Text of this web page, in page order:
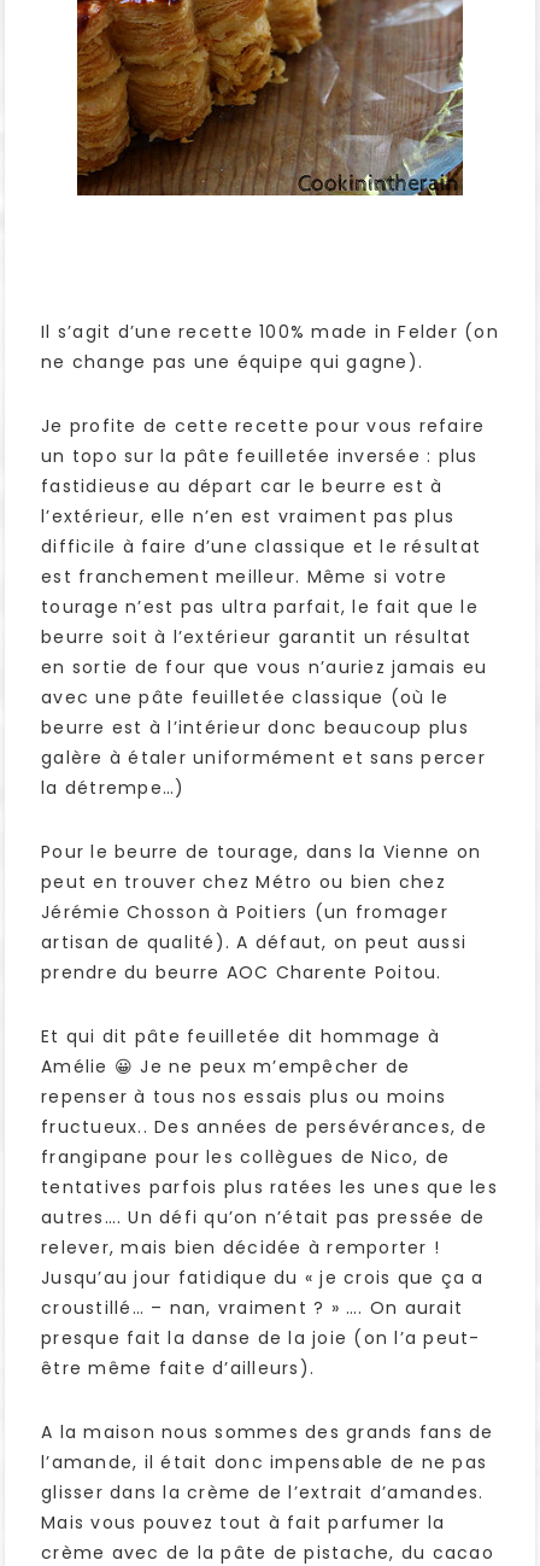
Il s’agit d’une recette 100% made in Felder (on
ne change pas une équipe qui gagne).
Je profite de cette recette pour vous refaire
un topo sur la pâte feuilletée inversée : plus
fastidieuse au départ car le beurre est à
l’extérieur, elle n’en est vraiment pas plus
difficile à faire d’une classique et le résultat
est franchement meilleur. Même si votre
tourage n’est pas ultra parfait, le fait que le
beurre soit à l’extérieur garantit un résultat
en sortie de four que vous n’auriez jamais eu
avec une pâte feuilletée classique (où le
beurre est à l’intérieur donc beaucoup plus
galère à étaler uniformément et sans percer
la détrempe…)
Pour le beurre de tourage, dans la Vienne on
peut en trouver chez Métro ou bien chez
Jérémie Chosson à Poitiers (un fromager
artisan de qualité). A défaut, on peut aussi
prendre du beurre AOC Charente Poitou.
Et qui dit pâte feuilletée dit hommage à
Amélie 😀 Je ne peux m’empêcher de
repenser à tous nos essais plus ou moins
fructueux.. Des années de persévérances, de
frangipane pour les collègues de Nico, de
tentatives parfois plus ratées les unes que les
autres…. Un défi qu’on n’était pas pressée de
relever, mais bien décidée à remporter !
Jusqu’au jour fatidique du « je crois que ça a
croustillé… – nan, vraiment ? » …. On aurait
presque fait la danse de la joie (on l’a peut-
être même faite d’ailleurs).
A la maison nous sommes des grands fans de
l’amande, il était donc impensable de ne pas
glisser dans la crème de l’extrait d’amandes.
Mais vous pouvez tout à fait parfumer la
crème avec de la pâte de pistache, du cacao